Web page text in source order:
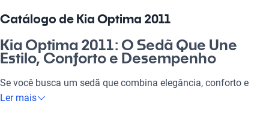
Catálogo de Kia Optima 2011
Kia Optima 2011: O Sedã Que Une
Estilo, Conforto e Desempenho
Se você busca um sedã que combina elegância, conforto e
eficiência, o Kia Optima 2011 é a escolha perfeita! Imagine-se
Ler mais